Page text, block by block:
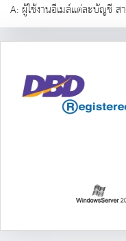
A: ผู้ใช้งานอีเมล์แต่ละบัญชี ส